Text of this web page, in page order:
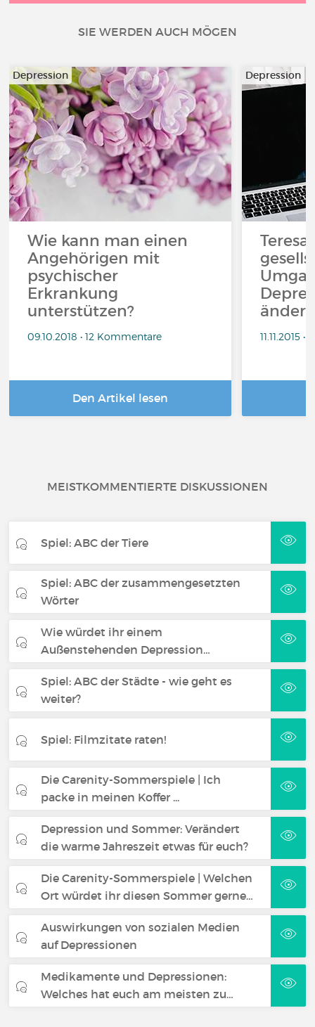
SIE WERDEN AUCH MÖGEN
Depression
Wie kann man einen
Angehörigen mit
psychischer
Erkrankung
unterstützen?
09.10.2018 • 12 Kommentare
Den Artikel lesen
Depression
Teresa
11.11.2015
MEISTKOMMENTIERTE DISKUSSIONEN
Spiel: ABC der Tiere
Spiel: ABC der zusammengesetzten
Wörter
Wie würdet ihr einem
Außenstehenden Depression…
Spiel: ABC der Städte - wie geht es
weiter?
Spiel: Filmzitate raten!
Die Carenity-Sommerspiele | Ich
packe in meinen Koffer ...
Depression und Sommer: Verändert
die warme Jahreszeit etwas für euch?
Die Carenity-Sommerspiele | Welchen
Ort würdet ihr diesen Sommer gerne…
Auswirkungen von sozialen Medien
auf Depressionen
Medikamente und Depressionen:
Welches hat euch am meisten zu…